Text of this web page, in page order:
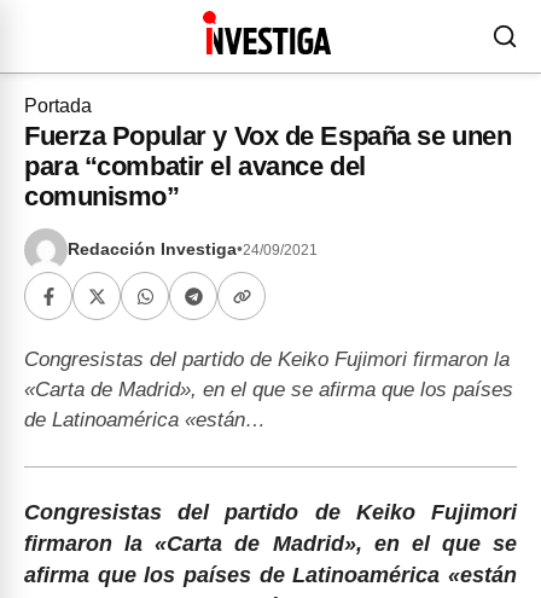
Portada
Fuerza Popular y Vox de España se unen
para “combatir el avance del
comunismo”
Redacción Investiga•24/09/2021
Congresistas del partido de Keiko Fujimori firmaron la
«Carta de Madrid», en el que se afirma que los países
de Latinoamérica «están…
Congresistas del partido de Keiko Fujimori
firmaron la «Carta de Madrid», en el que se
afirma que los países de Latinoamérica «están